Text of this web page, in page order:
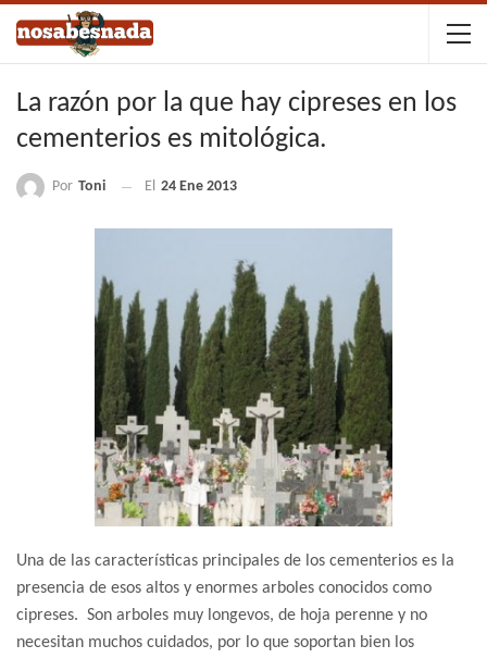
La razón por la que hay cipreses en los
cementerios es mitológica.
Por Toni El 24 Ene 2013
Una de las características principales de los cementerios es la
presencia de esos altos y enormes arboles conocidos como
cipreses. Son arboles muy longevos, de hoja perenne y no
necesitan muchos cuidados, por lo que soportan bien los